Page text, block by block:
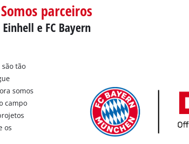
Somos parceiros
Einhell e FC Bayern
tão
somos
campo
os